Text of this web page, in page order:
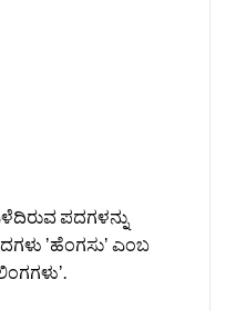
ಪದಗಳನ್ನು
ʼಹೆಂಗಸುʼ ಎಂಬ